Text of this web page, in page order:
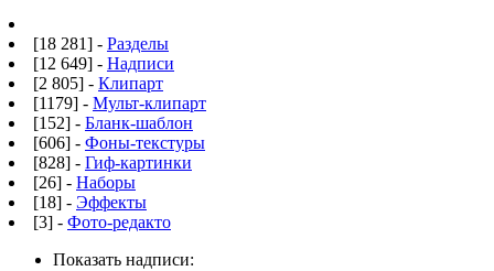
[18 281] - Разделы
[12 649] - Надписи
[2 805] - Клипарт
[1179] - Мульт-клипарт
[152] - Бланк-шаблон
[606] - Фоны-текстуры
[828] - Гиф-картинки
[26] - Наборы
[18] - Эффекты
[3] - Фото-редакто
Показать надписи: